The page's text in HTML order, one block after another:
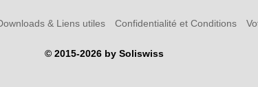
& Liens utiles Confidentialité et Conditions
© 2015-2026 by Soliswiss